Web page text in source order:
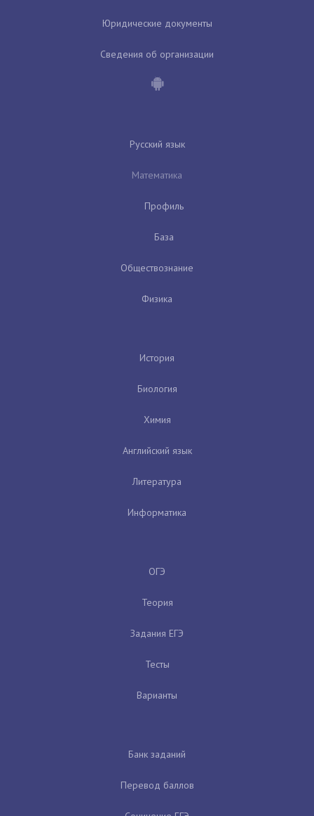
Юридические документы
Сведения об организации
Русский язык
Математика
Профиль
База
Обществознание
Физика
История
Биология
Химия
Английский язык
Литература
Информатика
ОГЭ
Теория
Задания ЕГЭ
Тесты
Варианты
Банк заданий
Перевод баллов